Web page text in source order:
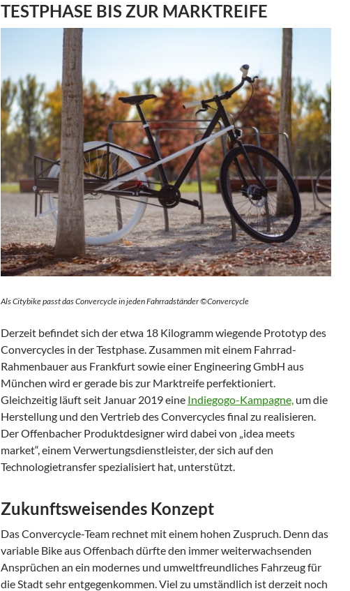
TESTPHASE BIS ZUR MARKTREIFE
Als Citybike passt das Convercycle in jeden Fahrradständer ©Convercycle
Derzeit befindet sich der etwa 18 Kilogramm wiegende Prototyp des
Convercycles in der Testphase. Zusammen mit einem Fahrrad-
Rahmenbauer aus Frankfurt sowie einer Engineering GmbH aus
München wird er gerade bis zur Marktreife perfektioniert.
Gleichzeitig läuft seit Januar 2019 eine Indiegogo-Kampagne, um die
Herstellung und den Vertrieb des Convercycles final zu realisieren.
Der Offenbacher Produktdesigner wird dabei von „idea meets
market“, einem Verwertungsdienstleister, der sich auf den
Technologietransfer spezialisiert hat, unterstützt.
Zukunftsweisendes Konzept
Das Convercycle-Team rechnet mit einem hohen Zuspruch. Denn das
variable Bike aus Offenbach dürfte den immer weiterwachsenden
Ansprüchen an ein modernes und umweltfreundliches Fahrzeug für
die Stadt sehr entgegenkommen. Viel zu umständlich ist derzeit noch